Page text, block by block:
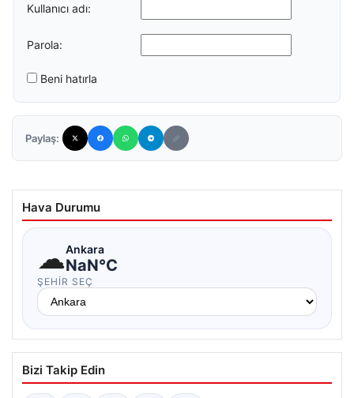
Kullanıcı adı:
Parola:
Beni hatırla
Paylaş:
Hava Durumu
☁Ankara
NaN°C
ŞEHIR SEÇ
Bizi Takip Edin